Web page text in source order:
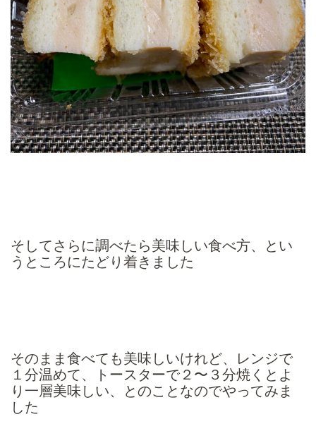
そしてさらに調べたら美味しい食べ方、とい
うところにたどり着きました
そのまま食べても美味しいけれど、レンジで
１分温めて、トースターで２〜３分焼くとよ
り一層美味しい、とのことなのでやってみま
した